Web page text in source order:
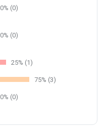
0% (0)
0% (0)
25% (1)
75% (3)
0% (0)